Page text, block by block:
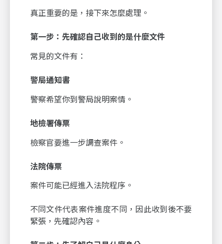
真正重要的是，接下來怎麼處理。
第一步：先確認自己收到的是什麼文件
常見的文件有：
警局通知書
警察希望你到警局說明案情。
地檢署傳票
檢察官要進一步調查案件。
法院傳票
案件可能已經進入法院程序。
不同文件代表案件進度不同，因此收到後不要
緊張，先確認內容。